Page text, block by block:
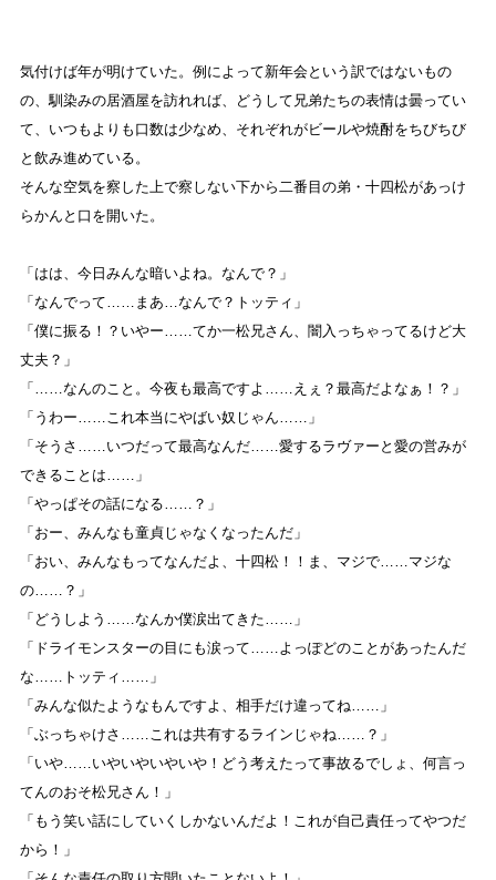
気付けば年が明けていた。例によって新年会という訳ではないもの
の、馴染みの居酒屋を訪れれば、どうして兄弟たちの表情は曇ってい
て、いつもよりも口数は少なめ、それぞれがビールや焼酎をちびちび
と飲み進めている。
そんな空気を察した上で察しない下から二番目の弟・十四松があっけ
らかんと口を開いた。
「はは、今日みんな暗いよね。なんで？」
「なんでって……まあ…なんで？トッティ」
「僕に振る！？いやー……てか一松兄さん、闇入っちゃってるけど大
丈夫？」
「……なんのこと。今夜も最高ですよ……えぇ？最高だよなぁ！？」
「うわー……これ本当にやばい奴じゃん……」
「そうさ……いつだって最高なんだ……愛するラヴァーと愛の営みが
できることは……」
「やっぱその話になる……？」
「おー、みんなも童貞じゃなくなったんだ」
「おい、みんなもってなんだよ、十四松！！ま、マジで……マジな
の……？」
「どうしよう……なんか僕涙出てきた……」
「ドライモンスターの目にも涙って……よっぽどのことがあったんだ
な……トッティ……」
「みんな似たようなもんですよ、相手だけ違ってね……」
「ぶっちゃけさ……これは共有するラインじゃね……？」
「いや……いやいやいやいや！どう考えたって事故るでしょ、何言っ
てんのおそ松兄さん！」
「もう笑い話にしていくしかないんだよ！これが自己責任ってやつだ
から！」